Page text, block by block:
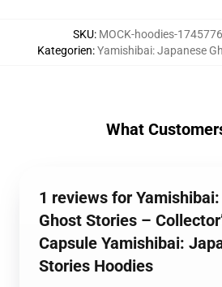
SKU: MOCK-hoodies-
Kategorien:Yamishibai: Japanese
What
1 reviews for
Ghost Stories –
Capsule Yamishibai:
Stories Hoodies